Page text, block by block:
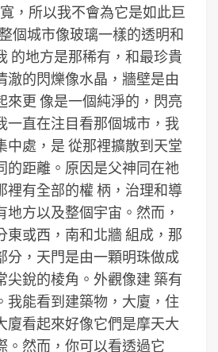
，所以我不會為它是如此巨
個城市像玻璃一樣的透明和
的地方是那稀有，和最珍貴
澈的閃爍像水晶，牆壁是由
來更 像是一個純淨的，閃亮
一直在注目看那個城市，我
中處，是 從那裡擴散到天堂
的距離。原因是父神同在祂
裡有全部的權 柄，治理和導
地方以及整個宇宙。然而，
東或西，南和北牆 組成，那
分，天門是由一顆明珠做成
尖銳的棱角。外觀像建 築有
我能看到建築物，大廈，住
廈看起來好像它們是摩天大
。然而，你可以看透過它